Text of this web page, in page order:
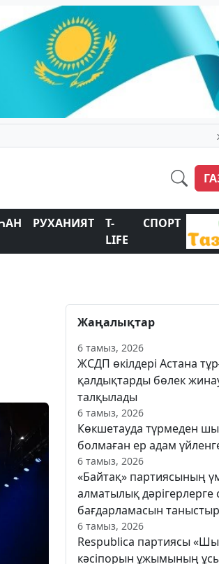
РУХАНИЯТ
T-
LIFE
СПОРТ
Жаңалықтар
6 тамыз, 2026
ЖСДП өкілдері Астана
қалдықтарды бөлек
талқылады
6 тамыз, 2026
Көкшетауда түрмеден
болмаған ер адам
6 тамыз, 2026
«Байтақ» партиясының
алматылық дәрігерлерге
бағдарламасын
6 тамыз, 2026
Respublica партиясы
кәсіпорын ұжымының